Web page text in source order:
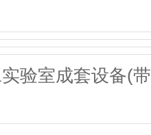
验室成套设备(